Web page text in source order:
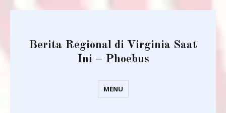
Berita Regional di Virginia Saat
Ini – Phoebus
MENU